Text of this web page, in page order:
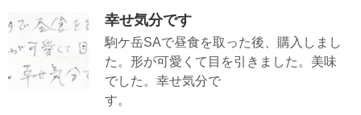
幸せ気分です
駒ケ岳SAで昼食を取った後、購入しまし
た。形が可愛くて目を引きました。美味
でした。幸せ気分で
す。